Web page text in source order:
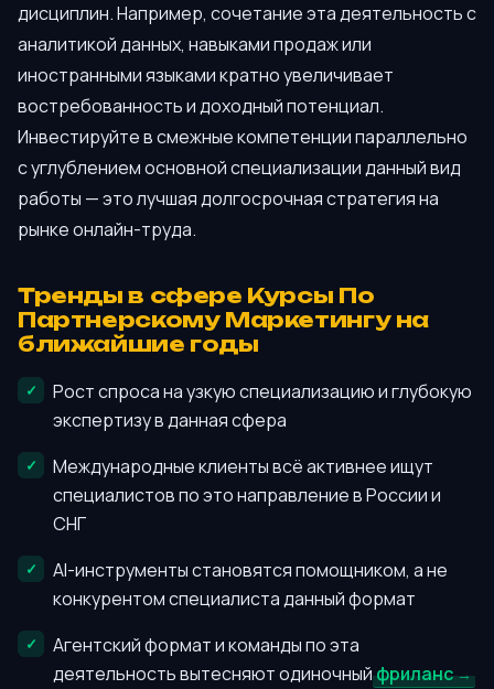
дисциплин. Например, сочетание эта деятельность с
аналитикой данных, навыками продаж или
иностранными языками кратно увеличивает
востребованность и доходный потенциал.
Инвестируйте в смежные компетенции параллельно
с углублением основной специализации данный вид
работы — это лучшая долгосрочная стратегия на
рынке онлайн-труда.
Тренды в сфере Курсы По
Партнерскому Маркетингу на
ближайшие годы
Рост спроса на узкую специализацию и глубокую
экспертизу в данная сфера
Международные клиенты всё активнее ищут
специалистов по это направление в России и
СНГ
AI-инструменты становятся помощником, а не
конкурентом специалиста данный формат
Агентский формат и команды по эта
деятельность вытесняют одиночныйфриланс